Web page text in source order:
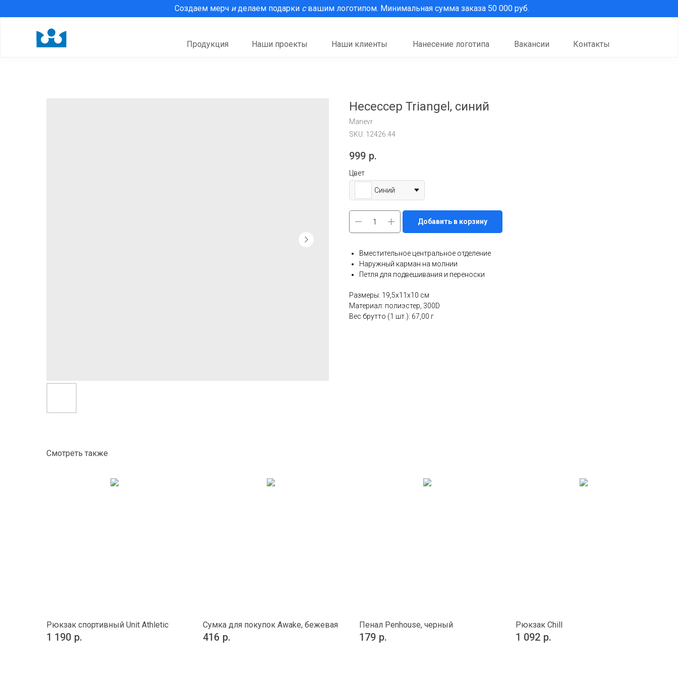
Продукция Наши клиенты
Наши проекты Вакансии Контакты
Нанесение логотипа
Создаем мерч иделаем подарки свашим логотипом. Минимальная сумма заказа 50 000 руб.
Несессер Triangel, синий
Manevr
SKU: 12426.44
999 р.
Цвет
Синий
Добавить в корзину
Вместительное центральное отделение
Наружный карман на молнии
Петля для подвешивания и переноски
Размеры: 19,5х11х10 см
Материал: полиэстер, 300D
Вес брутто (1 шт.): 67,00 г
Смотреть также
Рюкзак спортивный Unit Athletic
1 190 р.
Сумка для покупок Awake, бежевая
416 р.
Пенал Penhouse, черный
179 р.
Рюкзак Chill
1 092 р.